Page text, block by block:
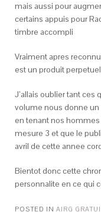
mais aussi pour
certains appuis pour
timbre accompli
Vraiment apres
est un produit
J’allais oublier tant
volume nous donne
en tenant nos hommes
mesure 3 et que le
avril de cette annee
Bientot donc cette
personnalite en ce qui
POSTED IN AIRG